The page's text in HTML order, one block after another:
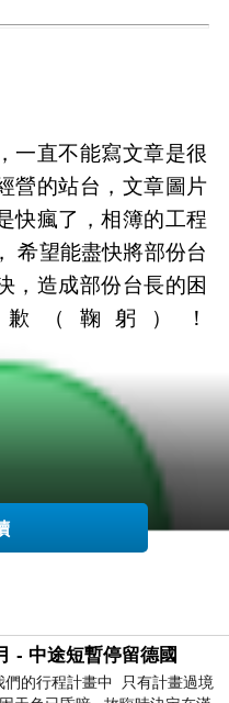
一直不能寫文章是很
營的站台，文章圖片
快瘋了，相簿的工程
希望能盡快將部份台
， 造成部份台長的困
（鞠躬）！
- 中途短暫停留德國
們的行程計畫中 只有計畫過境